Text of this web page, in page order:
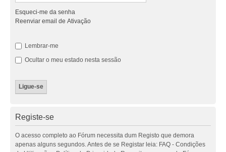
Esqueci-me da senha
Reenviar email de Ativação
Lembrar-me
Ocultar o meu estado nesta sessão
Registe-se
O acesso completo ao Fórum necessita dum Registo que demora
apenas alguns segundos. Antes de se Registar leia: FAQ - Condições